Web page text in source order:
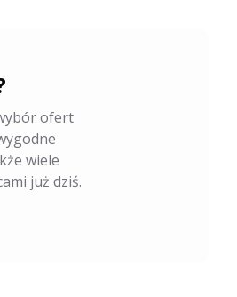
ofert
wiele
już dziś.